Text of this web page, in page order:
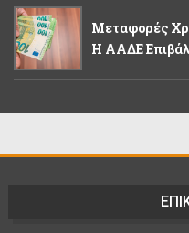
Μεταφορές
Η ΑΑΔΕ